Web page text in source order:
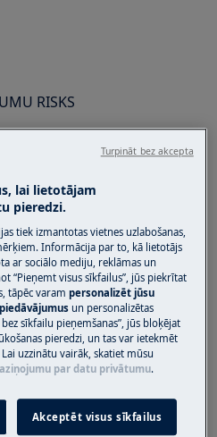
RISKS
veicot uzturēšanas vai
ar atsperēm.
BĪSTAMĪBA
lai lietotājam
pieredzi.
tiek izmantotas vietnes uzlabošanas,
Informācija par to, kā lietotājs
ar sociālo mediju, reklāmas un
“Pieņemt visus sīkfailus”, jūs piekrītat
tāpēc varampersonalizēt jūsu
un personalizētas
sīkfailu pieņemšanas”, jūs bloķējat
pieredzi, un tas var ietekmēt
uzzinātu vairāk, skatiet mūsu
par datu privātumu.
Akceptēt visus sīkfailus
Turpināt bez akcepta